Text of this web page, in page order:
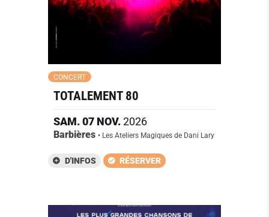
CONCERT
TOTALEMENT 80
SAM.07 NOV.2026
Barbières • Les Ateliers Magiques de Dani Lary
D'INFOS RÉSERVER